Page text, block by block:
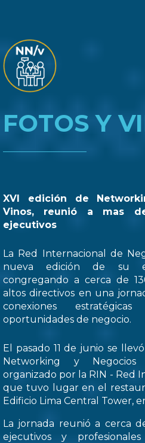
FOTOS Y
XVI edición de
Vinos, reunió a mas
ejecutivos
La Red Internacional de
nueva edición de su
congregando a cerca de
altos directivos en una
conexiones
oportunidades de negocio.
El pasado 11 de junio se
Networking y
organizado por la RIN - Red
que tuvo lugar en el
Edificio Lima Central Tower,
La jornada reunió a cerca
ejecutivos y